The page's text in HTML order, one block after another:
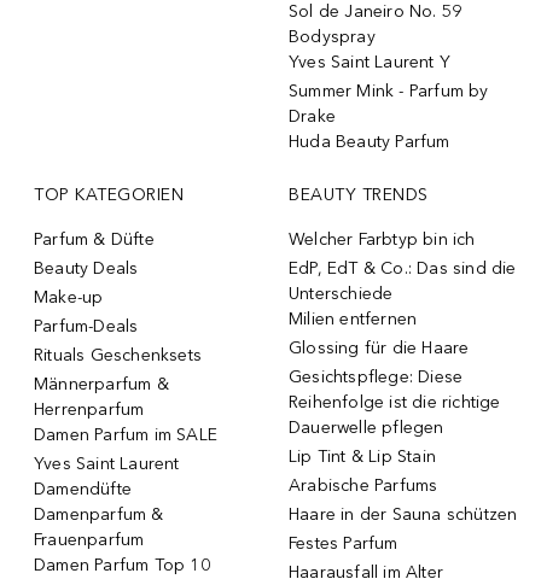
Sol de Janeiro No. 59
Bodyspray
Yves Saint Laurent Y
Summer Mink - Parfum by
Drake
Huda Beauty Parfum
TOP KATEGORIEN
Parfum & Düfte
Beauty Deals
Make-up
Parfum-Deals
Rituals Geschenksets
Männerparfum &
Herrenparfum
Damen Parfum im SALE
Yves Saint Laurent
Damendüfte
Damenparfum &
Frauenparfum
Damen Parfum Top 10
BEAUTY TRENDS
Welcher Farbtyp bin ich
EdP, EdT & Co.: Das sind die
Unterschiede
Milien entfernen
Glossing für die Haare
Gesichtspflege: Diese
Reihenfolge ist die richtige
Dauerwelle pflegen
Lip Tint & Lip Stain
Arabische Parfums
Haare in der Sauna schützen
Festes Parfum
Haarausfall im Alter